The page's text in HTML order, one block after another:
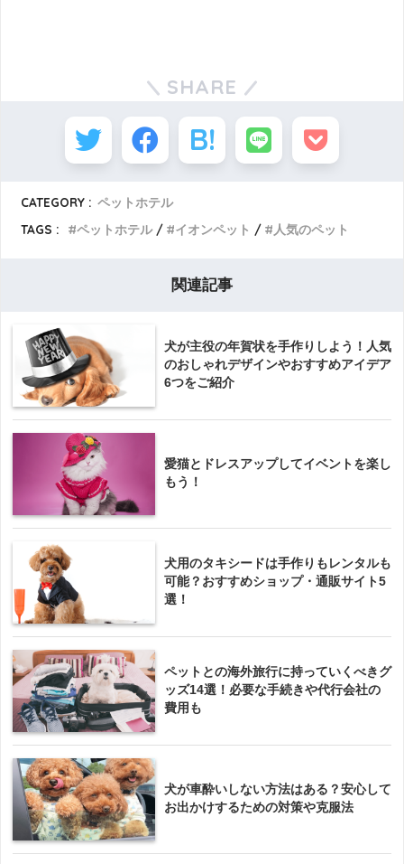
SHARE
CATEGORY : ペットホテル
TAGS :
ペットホテル イオンペット 人気のペット
関連記事
犬が主役の年賀状を手作りしよう！人気
のおしゃれデザインやおすすめアイデア
6つをご紹介
愛猫とドレスアップしてイベントを楽し
もう！
犬用のタキシードは手作りもレンタルも
可能？おすすめショップ・通販サイト5
選！
ペットとの海外旅行に持っていくべきグ
ッズ14選！必要な手続きや代行会社の
費用も
犬が車酔いしない方法はある？安心して
お出かけするための対策や克服法